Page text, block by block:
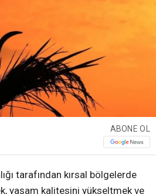
ABONE OL
tarafından kırsal bölgelerde
yaşam kalitesini yükseltmek ve